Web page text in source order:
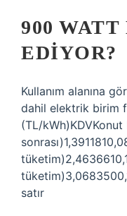
900
EDIYOR?
Kullanım alanına
dahil elektrik birim
(TL/
satır